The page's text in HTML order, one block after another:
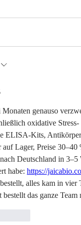
genauso
oxidative
ELISA-Kits,
auf Lager, Preise
Deutschland in
habe: https://
alles kam in vier
bestellt das ganze Team